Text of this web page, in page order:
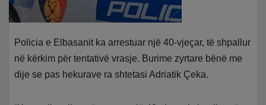
Policia e Elbasanit ka arrestuar një 40-vjeçar, të shpallur
në kërkim për tentativë vrasje. Burime zyrtare bënë me
dije se pas hekurave ra shtetasi Adriatik Çeka.